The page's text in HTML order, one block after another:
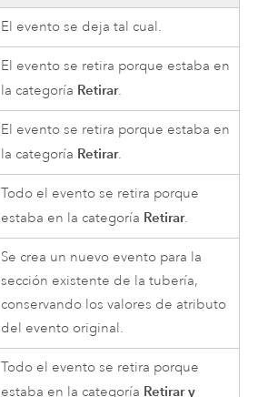
El evento se deja tal cual.
El evento se retira porque estaba en
la categoría Retirar.
El evento se retira porque estaba en
la categoría Retirar.
Todo el evento se retira porque
estaba en la categoría Retirar.
Se crea un nuevo evento para la
sección existente de la tubería,
conservando los valores de atributo
del evento original.
Todo el evento se retira porque
estaba en la categoría Retirar y